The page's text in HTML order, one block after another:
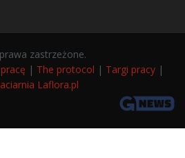
zastrzeżone.
| The protocol | Targi pracy |
Laflora.pl